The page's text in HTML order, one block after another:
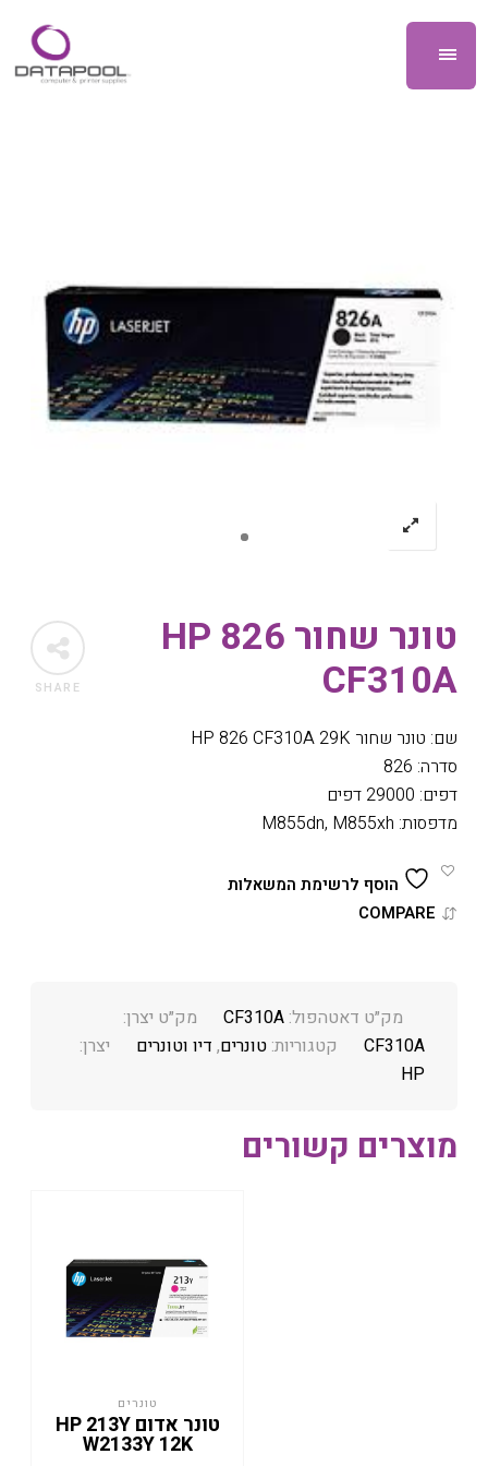
SHARE
טונר שחור HP 826
CF310A
שם: טונר שחור HP 826 CF310A 29K
סדרה: 826
דפים: 29000 דפים
מדפסות: M855dn, M855xh
הוסף לרשימת המשאלות
COMPARE
מק״ט דאטהפול:CF310A
מק״ט יצרן:
CF310A
קטגוריות:טונרים, דיו וטונרים
יצרן:
HP
מוצרים קשורים
טונרים
טונר אדום HP 213Y
W2133Y 12K